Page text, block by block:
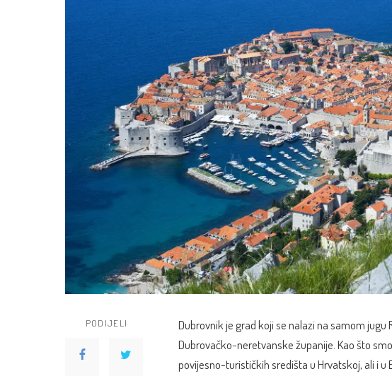
PODIJELI
Dubrovnik je grad koji se nalazi na samom
Dubrovačko-neretvanske županije. Kao što
povijesno-turističkih središta u Hrvatskoj, ali i u